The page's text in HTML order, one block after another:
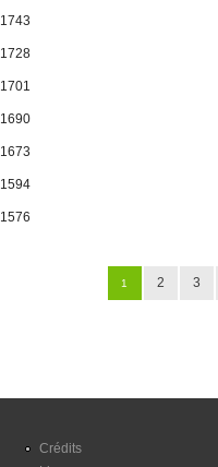
1743
1728
1701
1690
1673
1594
1576
1 2 3
Crédits